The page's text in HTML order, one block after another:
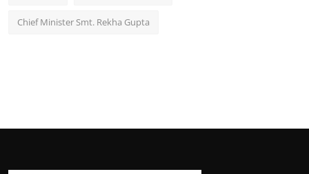
Chief Minister Smt. Rekha Gupta